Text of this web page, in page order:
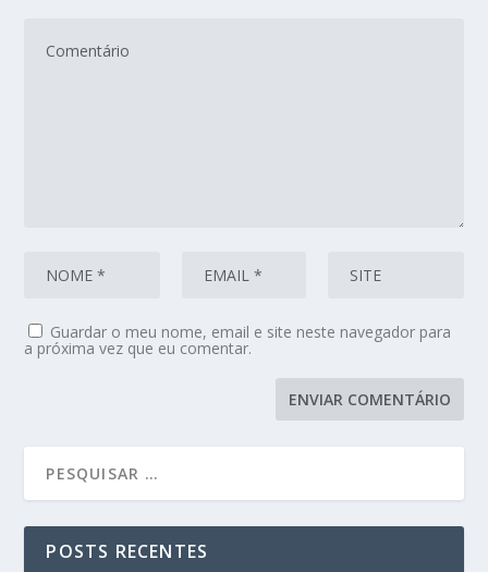
Guardar o meu nome, email e site neste navegador para
a próxima vez que eu comentar.
POSTS RECENTES